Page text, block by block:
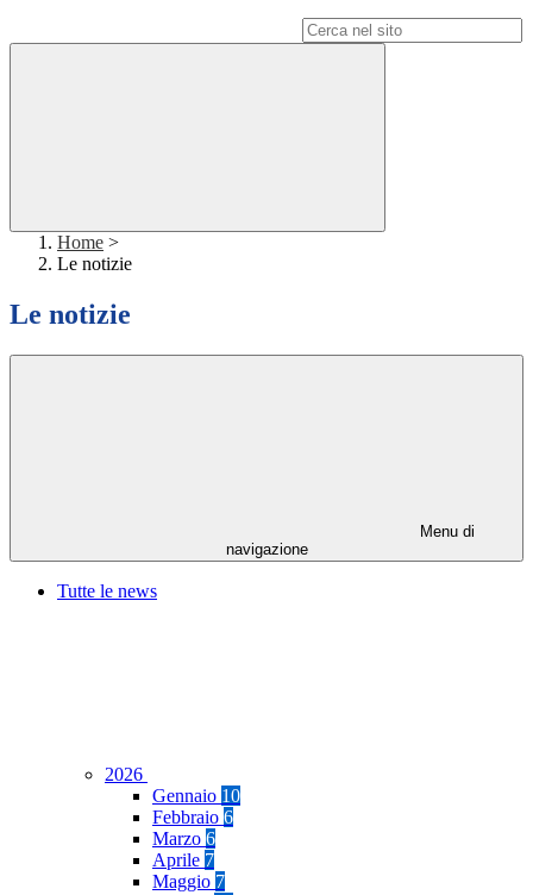
Home >
Le notizie
Le notizie
Menu di
navigazione
Tutte le news
2026
Gennaio 10
Febbraio 6
Marzo 6
Aprile 7
Maggio 7